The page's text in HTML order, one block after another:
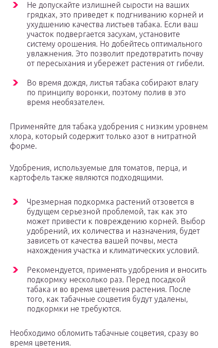
Не допускайте излишней сырости на ваших
грядках, это приведет к подгниванию корней и
ухудшению качества листьев табака. Если ваш
участок подвергается засухам, установите
систему орошения. Но добейтесь оптимального
увлажнения. Это позволит предотвратить почву
от пересыхания и убережет растения от гибели.
Во время дождя, листья табака собирают влагу
по принципу воронки, поэтому полив в это
время необязателен.
Применяйте для табака удобрения с низким уровнем
хлора, который содержит только азот в нитратной
форме.
Удобрения, используемые для томатов, перца, и
картофель также являются подходящими.
Чрезмерная подкормка растений отзовется в
будущем серьезной проблемой, так как это
может привести к повреждению корней. Выбор
удобрений, их количества и назначения, будет
зависеть от качества вашей почвы, места
нахождения участка и климатических условий.
Рекомендуется, применять удобрения и вносить
подкормку несколько раз. Перед посадкой
табака и во время цветения растения. После
того, как табачные соцветия будут удалены,
подкормки не требуются.
Необходимо обломить табачные соцветия, сразу во
время цветения.